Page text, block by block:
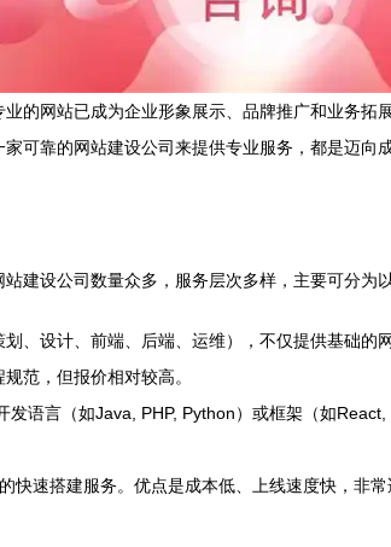
的网站已成为企业形象展示、品牌推广和业务
可靠的网站建设公司来提供专业服务，都是迈
建设公司数量众多，服务层次多样，主要可分为
划、设计、前端、后端、运维），不仅提供基础
范，但报价相对较高。
发语言（如Java, PHP, Python）或框架（如
快速搭建服务。优点是成本低、上线速度快，非